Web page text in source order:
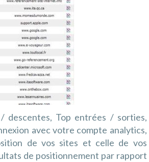
descentes, Top entrées / sorties,
avec votre compte analytics,
de vos sites et celle de vos
de positionnement par rapport